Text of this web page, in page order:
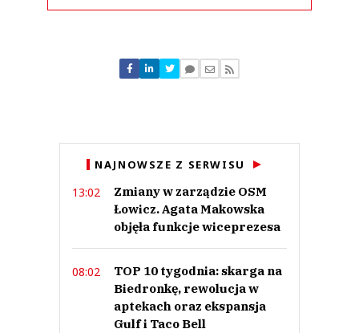
Nie znaleziono komentarzy
Zostaw swoje komentarze
NAJNOWSZE Z SERWISU
13:02
Zmiany w zarządzie OSM
Łowicz. Agata Makowska
objęła funkcje wiceprezesa
08:02
TOP 10 tygodnia: skarga na
Biedronkę, rewolucja w
aptekach oraz ekspansja
Gulf i Taco Bell